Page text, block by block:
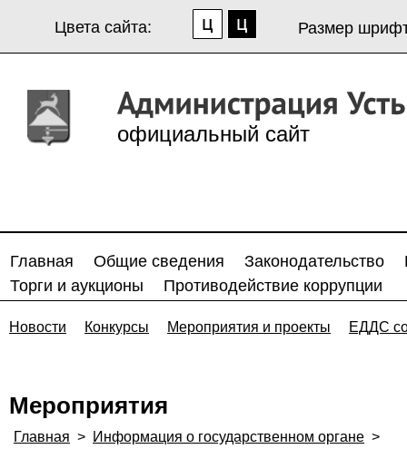
Цвета сайта: Размер
официальный сайт
Главная Общие сведения Законодательство
Торги и аукционы
Противодействие коррупции
Новости Конкурсы Мероприятия и проекты ЕДДС
Мероприятия
Главная > Информация о государственном органе >